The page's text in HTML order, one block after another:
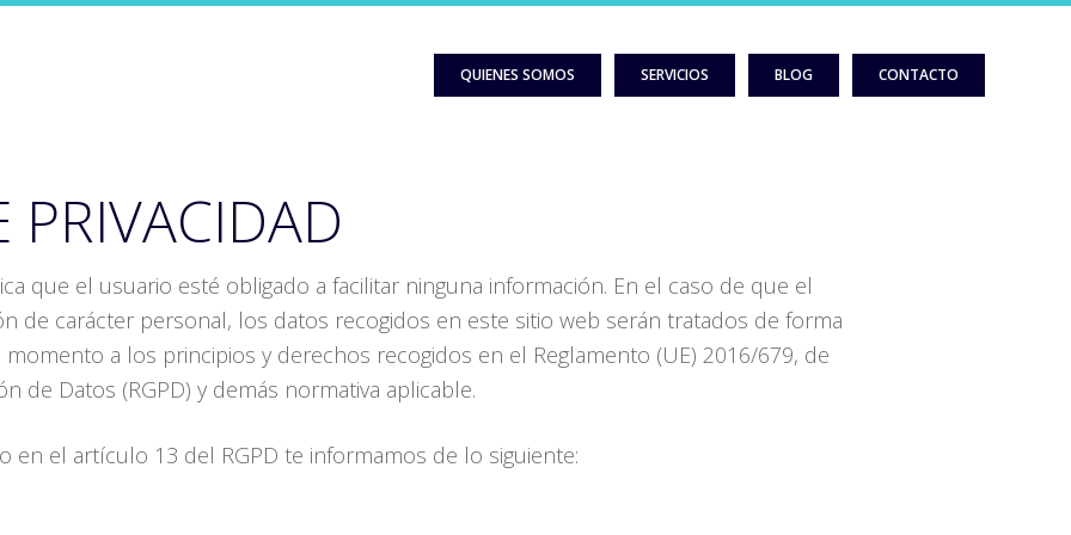
QUIENES SOMOS SERVICIOS BLOG CONTACTO
PRIVACIDAD
que el usuario esté obligado a facilitar ninguna información. En el caso de que el
de carácter personal, los datos recogidos en este sitio web serán tratados de forma
a los principios y derechos recogidos en el Reglamento (UE) 2016/679, de
de Datos (RGPD) y demás normativa aplicable.
en el artículo 13 del RGPD te informamos de lo siguiente: